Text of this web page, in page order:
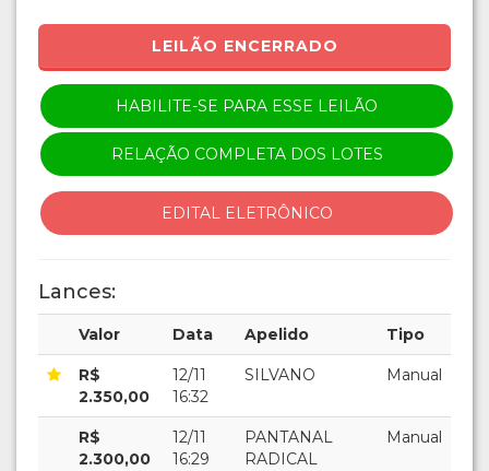
LEILÃO ENCERRADO
HABILITE-SE PARA ESSE LEILÃO
RELAÇÃO COMPLETA DOS LOTES
EDITAL ELETRÔNICO
Lances:
Valor Data Apelido Tipo
R$
2.350,00
12/11
16:32
SILVANO Manual
R$
2.300,00
12/11
16:29
PANTANAL
RADICAL
Manual